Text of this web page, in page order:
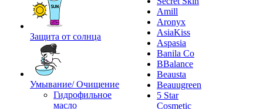
Защита от солнца
Умывание/ Очищение
Гидрофильное
масло
Amill
Aronyx
AsiaKiss
Aspasia
Banila Co
BBalance
Beausta
Beauugreen
5 Star
Cosmetic